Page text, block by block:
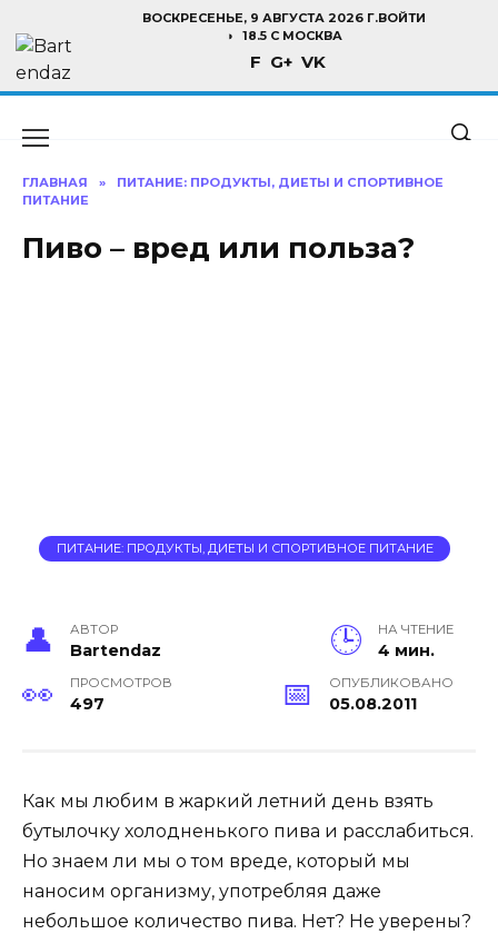
содержанию
ВОСКРЕСЕНЬЕ, 9 АВГУСТА 2026 Г.ВОЙТИ
18.5 C МОСКВА
F G+ VK
ГЛАВНАЯ »
ПИТАНИЕ: ПРОДУКТЫ, ДИЕТЫ И СПОРТИВНОЕ
ПИТАНИЕ
Пиво – вред или польза?
ПИТАНИЕ: ПРОДУКТЫ, ДИЕТЫ И СПОРТИВНОЕ ПИТАНИЕ
АВТОР
Bartendaz
НА ЧТЕНИЕ
4 мин.
ПРОСМОТРОВ
497
ОПУБЛИКОВАНО
05.08.2011
Как мы любим в жаркий летний день взять
бутылочку холодненького пива и расслабиться.
Но знаем ли мы о том вреде, который мы
наносим организму, употребляя даже
небольшое количество пива. Нет? Не уверены?